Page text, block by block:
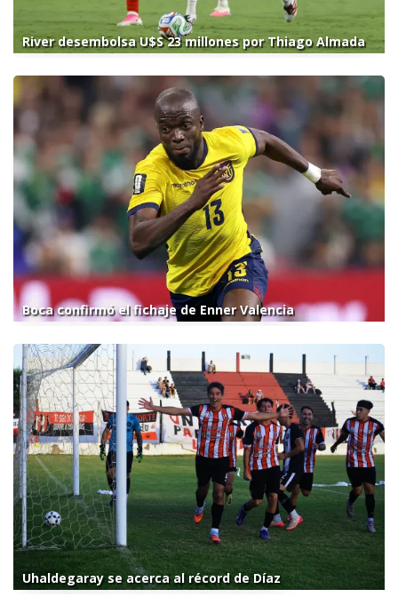
River desembolsa U$S 23 millones por Thiago Almada
Boca confirmó el fichaje de Enner Valencia
Uhaldegaray se acerca al récord de Díaz